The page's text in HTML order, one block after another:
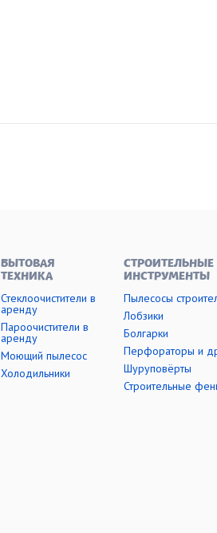
БЫТОВАЯ
ТЕХНИКА
СТРОИТЕЛЬНЫЕ
ИНСТРУМЕНТЫ
Стеклоочистители в
аренду
Пароочистители в
аренду
Моющий пылесос
Холодильники
Пылесосы
Лобзики
Болгарки
Перфораторы и
Шуруповёрты
Строительные